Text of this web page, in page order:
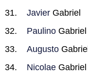
Javier Gabriel
Paulino Gabriel
Augusto Gabriel
Nicolae Gabriel